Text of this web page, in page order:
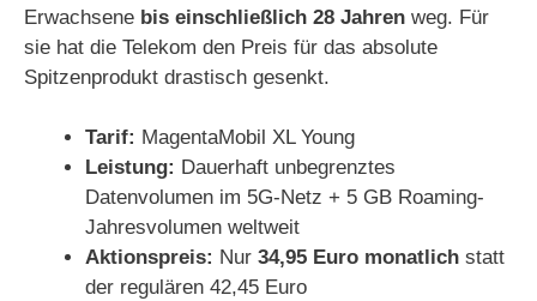
Erwachsene bis einschließlich 28 Jahren weg. Für
sie hat die Telekom den Preis für das absolute
Spitzenprodukt drastisch gesenkt.
Tarif: MagentaMobil XL Young
Leistung: Dauerhaft unbegrenztes
Datenvolumen im 5G-Netz + 5 GB Roaming-
Jahresvolumen weltweit
Aktionspreis: Nur 34,95 Euro monatlich statt
der regulären 42,45 Euro